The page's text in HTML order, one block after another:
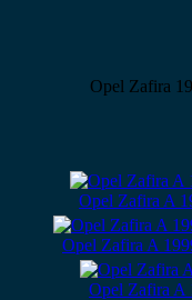
Opel Zafira
Opel Zafira A
Opel Zafira A
Opel Zafira A